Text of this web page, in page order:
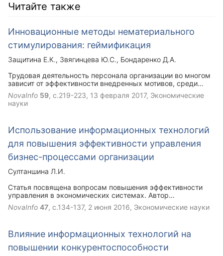
Читайте также
Инновационные методы нематериального
стимулирования: геймификация
Защитина Е.К. Звягинцева Ю.С.
Бондаренко Д.А.
Трудовая деятельность персонала организации во многом
зависит от эффективности внедренных мотивов, среди
которых как материальные, так и нематериальные. В
современных условиях бизнеса наиболее рациональным
является синтез этих двух видов. Среди нематериального
вовлеченность сотрудника в трудовой процесс, но и
получение им удовлетворенности от своей деятельности, а
значит итоговой результативности организации.
NovaInfo 59, с.219-223, 13 февраля 2017, Экономические
науки
Использование информационных технологий
для повышения эффективности управления
бизнес-процессами организации
Султаншина Л.И.
Статья посвящена вопросам повышения эффективности
управления в экономических системах. Автор
рассказывает о наиболее полезных информационных
технологиях, которые помогают экономическим субъектам
NovaInfo 47, с.134-137, 2 июня 2016, Экономические науки
Влияние информационных технологий на
повышении конкурентоспособности